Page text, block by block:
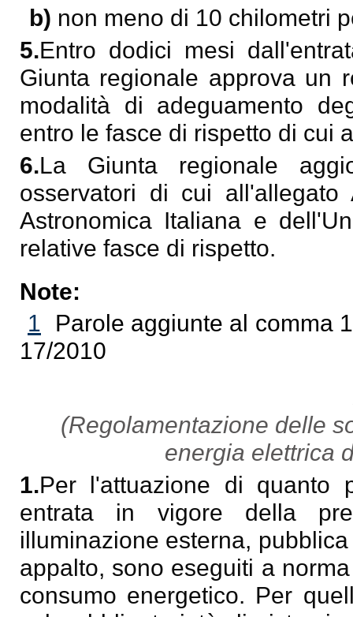
b) non meno di 10 chilometri
5.Entro dodici mesi
Giunta regionale approva un
modalità di adeguamento
entro le fasce di rispetto di cui
6.La Giunta regionale
osservatori di cui
Astronomica Italiana e
relative fasce di rispetto.
Note:
1
Parole aggiunte al comma
17/2010
(Regolamentazione delle
energia elettrica
1.Per l'attuazione di quanto
entrata in vigore della
illuminazione esterna,
appalto, sono eseguiti a
consumo energetico. Per